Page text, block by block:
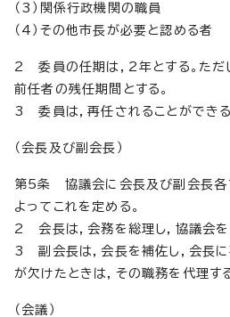
（3）関係行政機関の職員
（4）その他市長が必要と認める者
2 委員の任期は，2年とする。ただ
前任者の残任期間とする。
3 委員は，再任されることができる
（会長及び副会長）
第5条 協議会に会長及び副会長各
よってこれを定める。
2 会長は，会務を総理し，協議会を
3 副会長は，会長を補佐し，会長
が欠けたときは，その職務を代理する
（会議）